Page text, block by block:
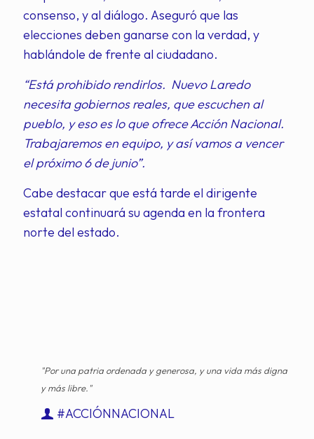
consenso, y al diálogo. Aseguró que las
elecciones deben ganarse con la verdad, y
hablándole de frente al ciudadano.
“Está prohibido rendirlos. Nuevo Laredo
necesita gobiernos reales, que escuchen al
pueblo, y eso es lo que ofrece Acción Nacional.
Trabajaremos en equipo, y así vamos a vencer
el próximo 6 de junio”.
Cabe destacar que está tarde el dirigente
estatal continuará su agenda en la frontera
norte del estado.
"Por una patria ordenada y generosa, y una vida más digna
y más libre."
#ACCIÓNNACIONAL